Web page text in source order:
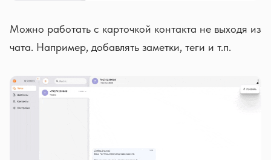
Можно работать с карточкой контакта не выходя из
чата. Например, добавлять заметки, теги и т.п.